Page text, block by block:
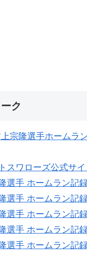
ク
宗隆選手ホームラ
スワローズ公式サイ
選手 ホームラン記
選手 ホームラン記
選手 ホームラン記
選手 ホームラン記
選手 ホームラン記